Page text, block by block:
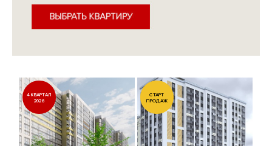
4 КВАРТАЛ
2026
СТАРТ
ПРОДАЖ